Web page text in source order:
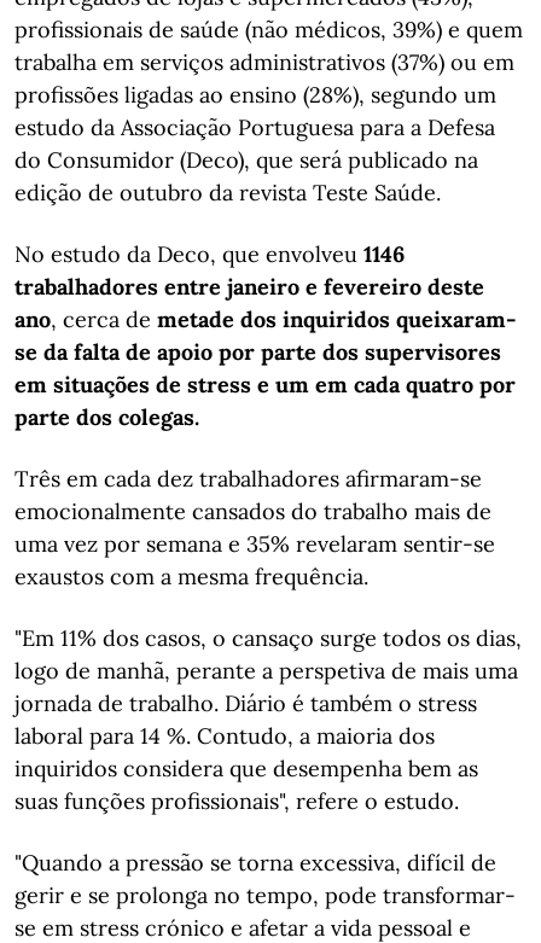
profissionais de saúde (não médicos, 39%) e quem
trabalha em serviços administrativos (37%) ou em
profissões ligadas ao ensino (28%), segundo um
estudo da Associação Portuguesa para a Defesa
do Consumidor (Deco), que será publicado na
edição de outubro da revista Teste Saúde.
No estudo da Deco, que envolveu 1146
trabalhadores entre janeiro e fevereiro deste
ano, cerca de metade dos inquiridos queixaram-
se da falta de apoio por parte dos supervisores
em situações de stress e um em cada quatro por
parte dos colegas.
Três em cada dez trabalhadores afirmaram-se
emocionalmente cansados do trabalho mais de
uma vez por semana e 35% revelaram sentir-se
exaustos com a mesma frequência.
"Em 11% dos casos, o cansaço surge todos os dias,
logo de manhã, perante a perspetiva de mais uma
jornada de trabalho. Diário é também o stress
laboral para 14 %. Contudo, a maioria dos
inquiridos considera que desempenha bem as
suas funções profissionais", refere o estudo.
"Quando a pressão se torna excessiva, difícil de
gerir e se prolonga no tempo, pode transformar-
se em stress crónico e afetar a vida pessoal e